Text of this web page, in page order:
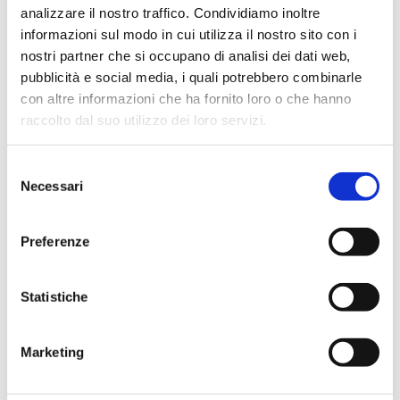
analizzare il nostro traffico. Condividiamo inoltre
informazioni sul modo in cui utilizza il nostro sito con i
nostri partner che si occupano di analisi dei dati web,
pubblicità e social media, i quali potrebbero combinarle
con altre informazioni che ha fornito loro o che hanno
raccolto dal suo utilizzo dei loro servizi.
delNecessari
Preferenze
Statistiche
Marketing